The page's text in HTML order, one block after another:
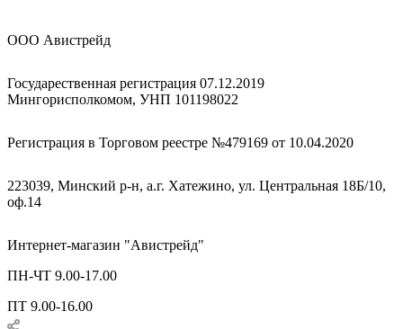
ООО Авистрейд
Государественная регистрация 07.12.2019
Мингорисполкомом, УНП 101198022
Регистрация в Торговом реестре №479169 от 10.04.2020
223039, Минский р-н, а.г. Хатежино, ул. Центральная 18Б/10,
оф.14
Интернет-магазин "Авистрейд"
ПН-ЧТ 9.00-17.00
ПТ 9.00-16.00